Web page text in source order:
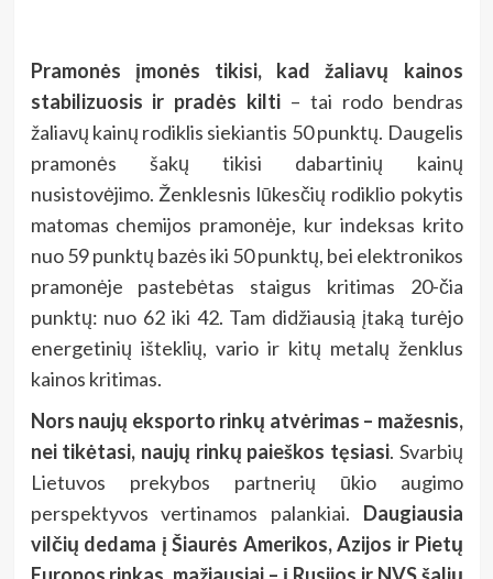
Pramonės įmonės tikisi, kad žaliavų kainos
stabilizuosis ir pradės kilti – tai rodo bendras
žaliavų kainų rodiklis siekiantis 50 punktų. Daugelis
pramonės šakų tikisi dabartinių kainų
nusistovėjimo. Ženklesnis lūkesčių rodiklio pokytis
matomas chemijos pramonėje, kur indeksas krito
nuo 59 punktų bazės iki 50 punktų, bei elektronikos
pramonėje pastebėtas staigus kritimas 20-čia
punktų: nuo 62 iki 42. Tam didžiausią įtaką turėjo
energetinių išteklių, vario ir kitų metalų ženklus
kainos kritimas.
Nors naujų eksporto rinkų atvėrimas – mažesnis,
nei tikėtasi, naujų rinkų paieškos tęsiasi. Svarbių
Lietuvos prekybos partnerių ūkio augimo
perspektyvos vertinamos palankiai. Daugiausia
vilčių dedama į Šiaurės Amerikos, Azijos ir Pietų
Europos rinkas, mažiausiai – į Rusijos ir NVS šalių